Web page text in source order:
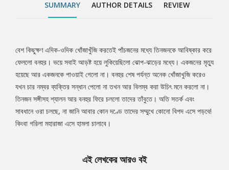
SUMMARY AUTHOR DETAILS REVIEW
Tab
Article
বেশ কিছুক্ষণ এদিক-ওদিক খোঁজাখুঁজি করতেই পাঁচজনের মধ্যে তিনজনকে আবিষ্কার করে
ফেললো বনহুর। ভয়ে সবাই আড়ষ্ট হয়ে লুকিয়েছিলো ঝোপ-ঝাড়ের মধ্যে। একজনের মৃত্যু
হয়েছে আর একজনকে পাওয়াই গেলো না। বনহুর শেষ পর্যন্ত অনেক খোঁজাখুজি করেও
যখন চার নম্বর ব্যক্তির সন্ধান পেলো না তখন আর বিলম্ব করা উচিৎ মনে করলো না।
তিনজন সঙ্গীসহ শ্যালন আর বনহুর ফিরে চললো তাদের তাঁবুতে। অতি সতর্ক এবং
সাবধানে ওরা চলছে, না জানি আবার কোন দণ্ডে তাদের সম্মুখে কোনো বিপদ এসে পড়বে!
কিংবা গরিলা মহারাজা এসে হামলা চালাবে।
এই লেখকের আরও বই